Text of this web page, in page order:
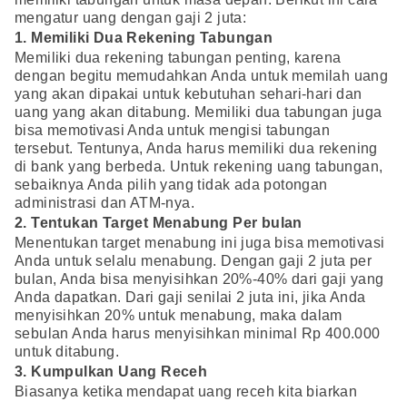
mengatur uang dengan gaji 2 juta:
1. Memiliki Dua Rekening Tabungan
Memiliki dua rekening tabungan penting, karena
dengan begitu memudahkan Anda untuk memilah uang
yang akan dipakai untuk kebutuhan sehari-hari dan
uang yang akan ditabung. Memiliki dua tabungan juga
bisa memotivasi Anda untuk mengisi tabungan
tersebut. Tentunya, Anda harus memiliki dua rekening
di bank yang berbeda. Untuk rekening uang tabungan,
sebaiknya Anda pilih yang tidak ada potongan
administrasi dan ATM-nya.
2. Tentukan Target Menabung Per bulan
Menentukan target menabung ini juga bisa memotivasi
Anda untuk selalu menabung. Dengan gaji 2 juta per
bulan, Anda bisa menyisihkan 20%-40% dari gaji yang
Anda dapatkan. Dari gaji senilai 2 juta ini, jika Anda
menyisihkan 20% untuk menabung, maka dalam
sebulan Anda harus menyisihkan minimal Rp 400.000
untuk ditabung.
3. Kumpulkan Uang Receh
Biasanya ketika mendapat uang receh kita biarkan